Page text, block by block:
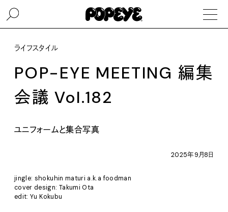
ライフスタイル
POP-EYE MEETING 編集
会議 Vol.182
ユニフォームと集合写真
2025年9月8日
jingle: shokuhin maturi a.k.a foodman
cover design: Takumi Ota
edit: Yu Kokubu